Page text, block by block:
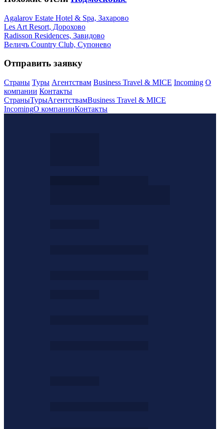
Agalarov Estate Hotel & Spa, Захарово
Les Art Resort, Дорохово
Radisson Residences, Завидово
Величъ Country Club, Супонево
Отправить заявку
Страны Туры Агентствам Business Travel & MICE Incoming О
компании Контакты
СтраныТурыАгентствамBusiness Travel & MICE
IncomingО компанииКонтакты